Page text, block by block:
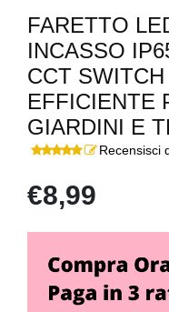
FARETTO
INCASSO
CCT
EFFICIENTE
GIARDINI E
Recensisci
€8,99